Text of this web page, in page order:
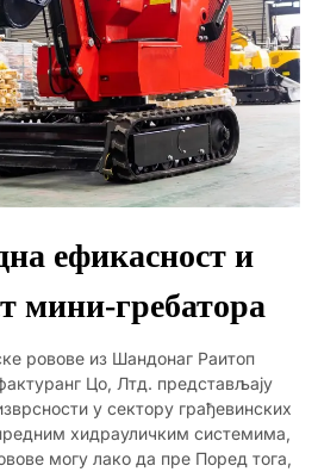
ефикасност и
мини-гребатора
ровове из Шандонаг Раитоп
Цо, Лтд. представљају
у сектору грађевинских
хидрауличким системима,
могу лако да пре Поред тога,